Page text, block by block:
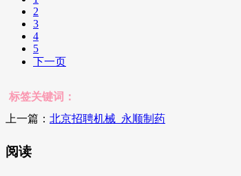
2
3
4
5
下一页
标签关键词：
上一篇： 北京招聘机械_永顺制药
阅读